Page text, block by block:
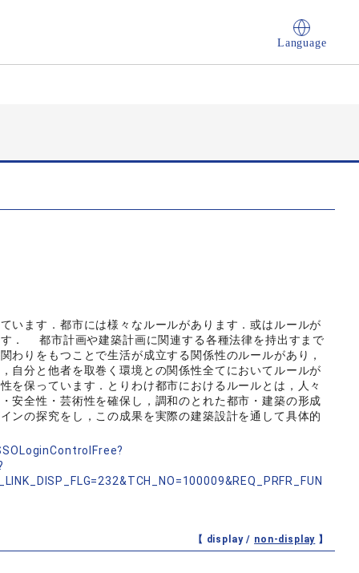
Language
います．都市には様々なルールがあります．或はルールが
． 都市計画や建築計画に関連する各種法律を持出すまで
わりをもつことで生活が成立する関係性のルールがあり，
自分と他者を取巻く環境との関係性全てにおいてルールが
を保っています．とりわけ都市におけるルールとは，人々
安全性・芸術性を確保し，調和のとれた都市・建築の形成
ンの探究をし，この成果を実際の建築設計を通して具体的
【 display / non-display 】